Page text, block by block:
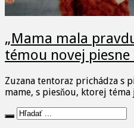
„Mama mala
témou novej piesne
Zuzana tentoraz prichádza s
mame, s piesňou, ktorej